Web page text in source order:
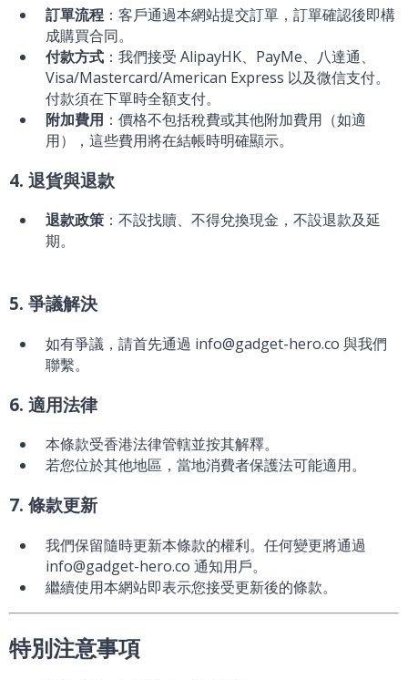
訂單流程 ：客戶通過本網站提交訂單，訂單確認後即構
成購買合同。
付款方式 ：我們接受 AlipayHK、PayMe、八達通、
Visa/Mastercard/American Express 以及微信支付。
付款須在下單時全額支付。
附加費用 ：價格不包括稅費或其他附加費用（如適
用），這些費用將在結帳時明確顯示。
4. 退貨與退款
退款政策 ：不設找贖、不得兌換現金，不設退款及延
期。
5. 爭議解決
如有爭議，請首先通過 info@gadget-hero.co 與我們
聯繫。
6. 適用法律
本條款受香港法律管轄並按其解釋。
若您位於其他地區，當地消費者保護法可能適用。
7. 條款更新
我們保留隨時更新本條款的權利。任何變更將通過
info@gadget-hero.co 通知用戶。
繼續使用本網站即表示您接受更新後的條款。
特別注意事項